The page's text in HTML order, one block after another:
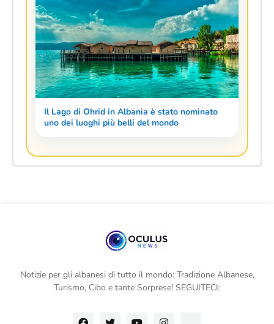
Il Lago di Ohrid in Albania è stato nominato
uno dei luoghi più belli del mondo
Notizie per gli albanesi di tutto il mondo: Tradizione Albanese,
Turismo, Cibo e tante Sorprese! SEGUITECI: